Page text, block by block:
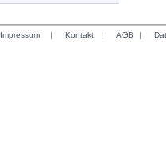
Impressum | Kontakt | AGB |